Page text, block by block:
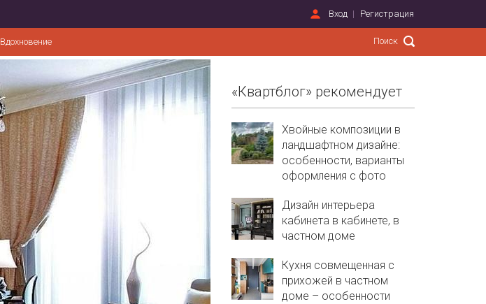
Вход Регистрация
Вдохновение
«Квартблог» рекомендует
Хвойные композиции в
ландшафтном дизайне:
особенности, варианты
оформления с фото
Дизайн интерьера
кабинета в кабинете, в
частном доме
Кухня совмещенная с
прихожей в частном
доме – особенности